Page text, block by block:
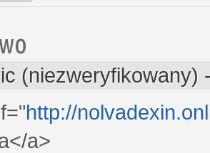
(niezweryfikowany)
http://
a>